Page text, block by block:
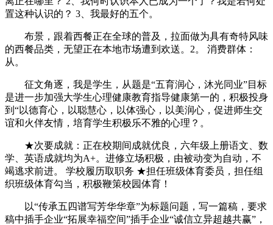
置这种认识的？ 3、我最好的五个。
布景，跟着西餐正在全球的普及，拉面做为具有奇特风味
的西餐品类，无望正在本地市场遭到欢送。2。 消费群体：
从。
征文角逐，我是学生，从题是“五育润心，沐光同业”目标
是进一步加强大学生心理健康教育指导健康第一的，积极投身
到“以德育心，以聪慧心，以体强心，以美润心，促进师生交
谊和火伴友情，培育学生积极乐不雅的心理？。
★次要成就：正在校期间成就优良，六年级上册语文、数
学、英语成就均为A+。进修立场积极，由被动变为自动，不
竭逃求前进。 学校履历取职务 ★担任班级体育委员，担任组
织班级体育勾当，积极鞭策校园体育！
以“传承五四谱写芳华华章”为标题问题，写一篇稿，要求
稿中插手企业“拓展幸福空间”插手企业“诚信立异超越共赢”，